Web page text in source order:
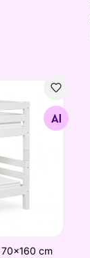
70x160 cm
sarnaseid
cm